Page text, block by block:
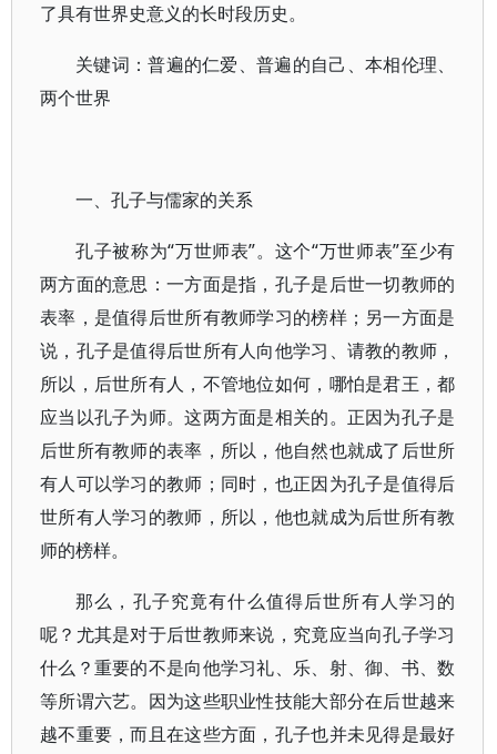
了具有世界史意义的长时段历史。
关键词：普遍的仁爱、普遍的自己、本相伦理、
两个世界
一、孔子与儒家的关系
孔子被称为“万世师表”。这个“万世师表”至少有
两方面的意思：一方面是指，孔子是后世一切教师的
表率，是值得后世所有教师学习的榜样；另一方面是
说，孔子是值得后世所有人向他学习、请教的教师，
所以，后世所有人，不管地位如何，哪怕是君王，都
应当以孔子为师。这两方面是相关的。正因为孔子是
后世所有教师的表率，所以，他自然也就成了后世所
有人可以学习的教师；同时，也正因为孔子是值得后
世所有人学习的教师，所以，他也就成为后世所有教
师的榜样。
那么，孔子究竟有什么值得后世所有人学习的
呢？尤其是对于后世教师来说，究竟应当向孔子学习
什么？重要的不是向他学习礼、乐、射、御、书、数
等所谓六艺。因为这些职业性技能大部分在后世越来
越不重要，而且在这些方面，孔子也并未见得是最好